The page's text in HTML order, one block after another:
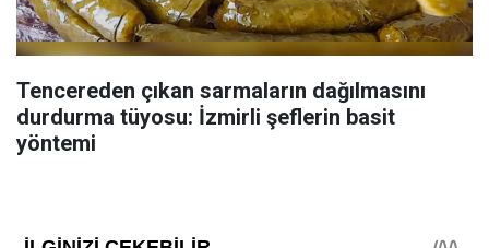
Tencereden çıkan sarmaların dağılmasını
durdurma tüyosu: İzmirli şeflerin basit
yöntemi